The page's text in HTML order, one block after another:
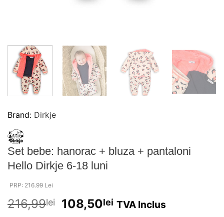
Brand: Dirkje
Set bebe: hanorac + bluza + pantaloni
Hello Dirkje 6-18 luni
PRP: 216.99 Lei
216,99lei 108,50lei TVA Inclus